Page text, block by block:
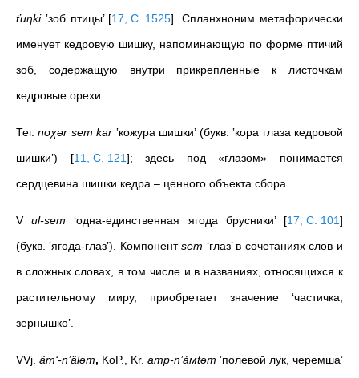
ťuηki ‛зоб птицы’ [17, С. 1525] . Cпланхноним метафорически
именует кедровую шишку, напоминающую по форме птичий
зоб, содержащую внутри прикрепленные к листочкам
кедровые орехи.
Тег.nоχәr sem kar ‛кожура шишки’ (букв. ‛кора глаза кедровой
шишки’) [11, С. 121]; здесь под «глазом» понимается
сердцевина шишки кедра – ценного объекта сбора.
Vul-sem‘одна-единственная ягода брусники’ [17, С. 101]
(букв. ‛ягода-глаз’). Компонентsem ‘глаз’ в сочетаниях слов и
в сложных словах, в том числе и в названиях, относящихся к
растительному миру, приобретает значение ‘частичка,
зернышко’.
VVj. äm‘-n’älәm, KoP., Kr. amp-n’ȧмtәm ‛полевой лук, черемша’